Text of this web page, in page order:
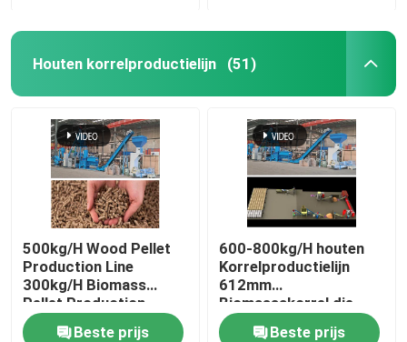
Houten korrelproductielijn (51)
500kg/H Wood Pellet
Production Line
300kg/H Biomass
Pellet Production
Equipment
Beste prijs
600-800kg/H houten
Korrelproductielijn
612mm
Biomassakorrel die
Machine maken
Beste prijs